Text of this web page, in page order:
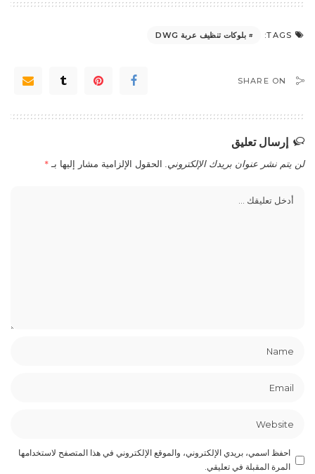
TAGS: بلوکات تنظيف عربة DWG
SHARE ON
إرسال تعليق
لن يتم نشر عنوان بريدك الإلكتروني. الحقول الإلزامية مشار إليها بـ*
احفظ اسمي، بريدي الإلكتروني، والموقع الإلكتروني في هذا المتصفح لاستخدامها
المرة المقبلة في تعليقي.